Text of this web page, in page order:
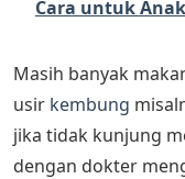
Cara untuk
Masih banyak
usir kembung
jika tidak kunjung
dengan dokter